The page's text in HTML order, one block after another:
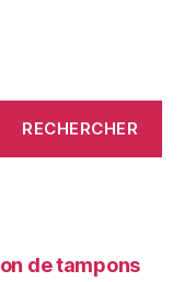
de tampons